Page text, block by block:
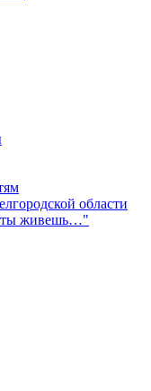
области
ты живешь…"